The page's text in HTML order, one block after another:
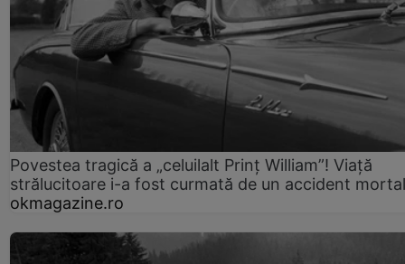
Povestea tragică a „celuilalt Prinț William”! Viață
strălucitoare i-a fost curmată de un accident mortal
okmagazine.ro